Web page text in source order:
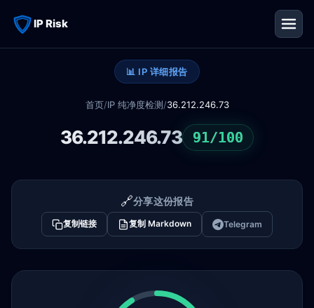
IP Risk
📊 IP 详细报告
首页/IP 纯净度检测/36.212.246.73
36.212.246.73 91/100
🔗分享这份报告
复制链接 复制 Markdown Telegram